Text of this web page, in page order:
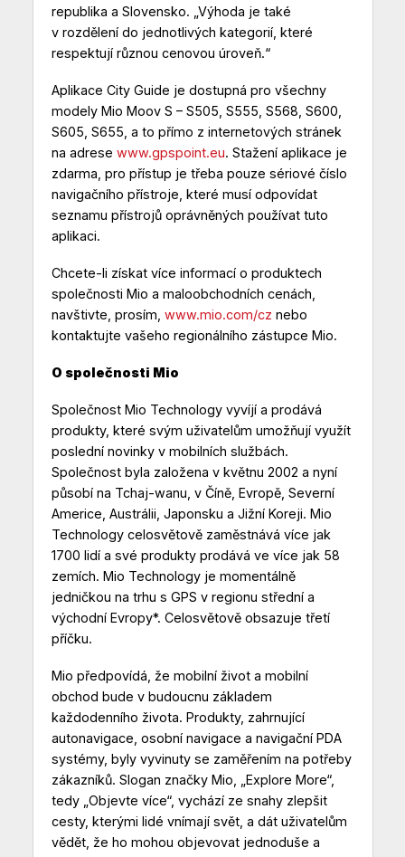
republika a Slovensko. „Výhoda je také
v rozdělení do jednotlivých kategorií, které
respektují různou cenovou úroveň.“
Aplikace City Guide je dostupná pro všechny
modely Mio Moov S – S505, S555, S568, S600,
S605, S655, a to přímo z internetových stránek
na adrese www.gpspoint.eu. Stažení aplikace je
zdarma, pro přístup je třeba pouze sériové číslo
navigačního přístroje, které musí odpovídat
seznamu přístrojů oprávněných používat tuto
aplikaci.
Chcete-li získat více informací o produktech
společnosti Mio a maloobchodních cenách,
navštivte, prosím, www.mio.com/cz nebo
kontaktujte vašeho regionálního zástupce Mio.
O společnosti Mio
Společnost Mio Technology vyvíjí a prodává
produkty, které svým uživatelům umožňují využít
poslední novinky v mobilních službách.
Společnost byla založena v květnu 2002 a nyní
působí na Tchaj-wanu, v Číně, Evropě, Severní
Americe, Austrálii, Japonsku a Jižní Koreji. Mio
Technology celosvětově zaměstnává více jak
1700 lidí a své produkty prodává ve více jak 58
zemích. Mio Technology je momentálně
jedničkou na trhu s GPS v regionu střední a
východní Evropy*. Celosvětově obsazuje třetí
příčku.
Mio předpovídá, že mobilní život a mobilní
obchod bude v budoucnu základem
každodenního života. Produkty, zahrnující
autonavigace, osobní navigace a navigační PDA
systémy, byly vyvinuty se zaměřením na potřeby
zákazníků. Slogan značky Mio, „Explore More“,
tedy „Objevte více“, vychází ze snahy zlepšit
cesty, kterými lidé vnímají svět, a dát uživatelům
vědět, že ho mohou objevovat jednoduše a